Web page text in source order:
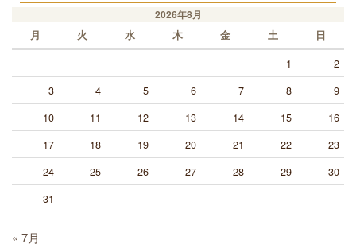
2026年8月
月
火 水 木 金 土 日
1
2
3
4 5 6 7 8
9
10
11 12 13 14 15
16
17
18 19 20 21 22
23
24
25 26 27 28 29
30
31
« 7月